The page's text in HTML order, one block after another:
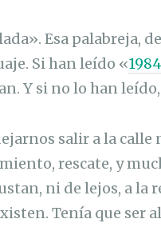
Esa palabreja,
Si han leído «1984
Y si no lo han
salir a la
rescate, y
ni de lejos, a la
Tenía que ser